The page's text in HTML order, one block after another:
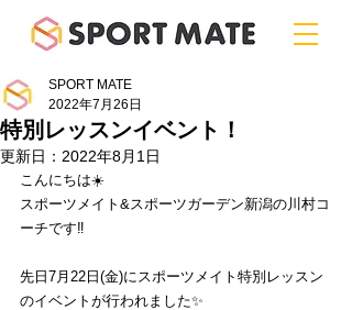
特別レッスンイベント！
SPORT MATE
2022年7月26日
更新日： 2022年8月1日
こんにちは☀️
スポーツメイト&スポーツガーデン新潟の川村コ
ーチです‼️
先日7月22日(金)にスポーツメイト特別レッスン
のイベントが行われました✨